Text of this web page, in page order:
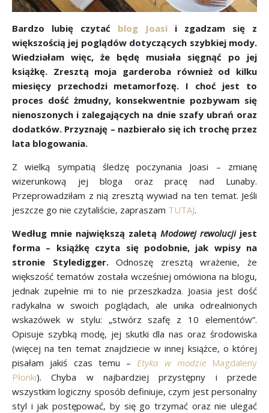
Bardzo lubię czytać blog Joasi i zgadzam się z
większością jej poglądów dotyczących szybkiej mody.
Wiedziałam więc, że będę musiała sięgnąć po jej
książkę. Zresztą moja garderoba również od kilku
miesięcy przechodzi metamorfozę. I choć jest to
proces dość żmudny, konsekwentnie pozbywam się
nienoszonych i zalegających na dnie szafy ubrań oraz
dodatków. Przyznaję – nazbierało się ich trochę przez
lata blogowania.
Z wielką sympatią śledzę poczynania Joasi – zmianę
wizerunkową jej bloga oraz pracę nad Lunaby.
Przeprowadziłam z nią zresztą wywiad na ten temat. Jeśli
jeszcze go nie czytaliście, zapraszam TUTAJ.
Według mnie największą zaletą Modowej rewolucjijest
forma – książkę czyta się podobnie, jak wpisy na
stronie Styledigger.Odnoszę zresztą wrażenie, że
większość tematów została wcześniej omówiona na blogu,
jednak zupełnie mi to nie przeszkadza. Joasia jest dość
radykalna w swoich poglądach, ale unika odrealnionych
wskazówek w stylu: „stwórz szafę z 10 elementów”.
Opisuje szybką modę, jej skutki dla nas oraz środowiska
(więcej na ten temat znajdziecie w innej książce, o której
pisałam jakiś czas temu –Etyka w modzieMagdaleny
Płonki). Chyba w najbardziej przystępny i przede
wszystkim logiczny sposób definiuje, czym jest personalny
styl i jak postępować, by się go trzymać oraz nie ulegać